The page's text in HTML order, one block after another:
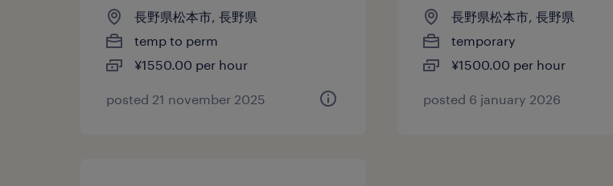
長野県松本市, 長野県
temp to perm
¥1550.00 per hour
posted 21 november 2025
長野県松本市, 長野県
temporary
¥1500.00 per hour
posted 6 january 2026